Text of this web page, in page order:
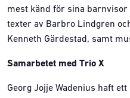
mest känd för sina barnvisor
texter av Barbro Lindgren
Kenneth Gärdestad, samt
Samarbetet med Trio X
Georg Jojje Wadenius haft